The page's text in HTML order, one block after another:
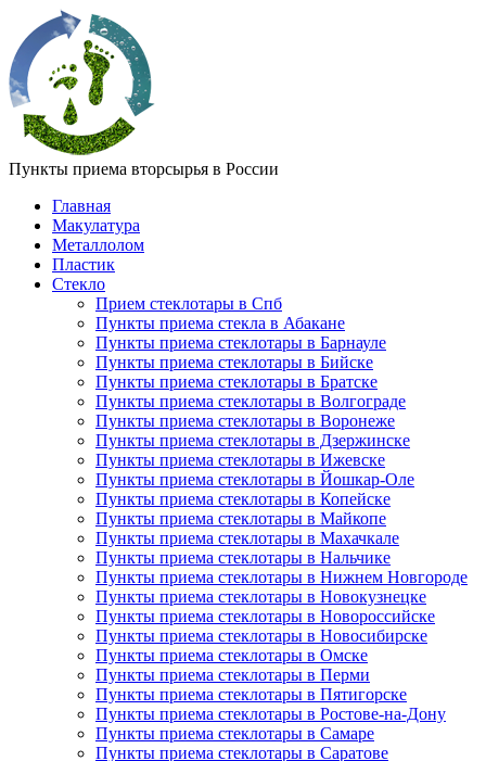
Пункты приема вторсырья в России
Главная
Макулатура
Металлолом
Пластик
Стекло
Прием стеклотары в Спб
Пункты приема стекла в Абакане
Пункты приема стеклотары в Барнауле
Пункты приема стеклотары в Бийске
Пункты приема стеклотары в Братске
Пункты приема стеклотары в Волгограде
Пункты приема стеклотары в Воронеже
Пункты приема стеклотары в Дзержинске
Пункты приема стеклотары в Ижевске
Пункты приема стеклотары в Йошкар-Оле
Пункты приема стеклотары в Копейске
Пункты приема стеклотары в Майкопе
Пункты приема стеклотары в Махачкале
Пункты приема стеклотары в Нальчике
Пункты приема стеклотары в Нижнем Новгороде
Пункты приема стеклотары в Новокузнецке
Пункты приема стеклотары в Новороссийске
Пункты приема стеклотары в Новосибирске
Пункты приема стеклотары в Омске
Пункты приема стеклотары в Перми
Пункты приема стеклотары в Пятигорске
Пункты приема стеклотары в Ростове-на-Дону
Пункты приема стеклотары в Самаре
Пункты приема стеклотары в Саратове